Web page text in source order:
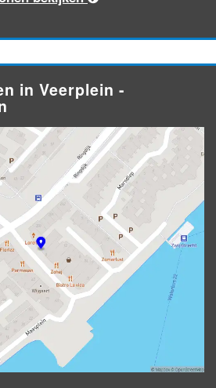
in Veerplein -